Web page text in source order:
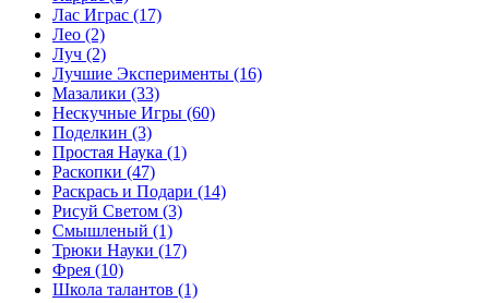
Лас Играс (17)
Лео (2)
Луч (2)
Лучшие Эксперименты (16)
Мазалики (33)
Нескучные Игры (60)
Поделкин (3)
Простая Наука (1)
Раскопки (47)
Раскрась и Подари (14)
Рисуй Светом (3)
Смышленый (1)
Трюки Науки (17)
Фрея (10)
Школа талантов (1)